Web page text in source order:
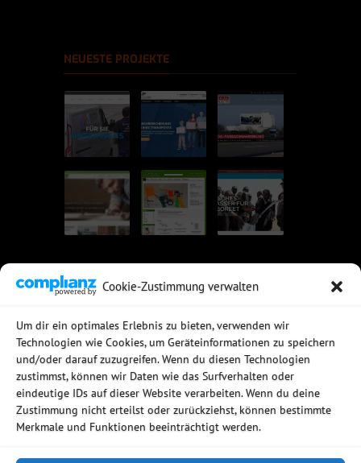
Cookie-Zustimmung verwalten
Um dir ein optimales Erlebnis zu bieten, verwenden wir
Technologien wie Cookies, um Geräteinformationen zu speichern
und/oder darauf zuzugreifen. Wenn du diesen Technologien
zustimmst, können wir Daten wie das Surfverhalten oder
eindeutige IDs auf dieser Website verarbeiten. Wenn du deine
Zustimmung nicht erteilst oder zurückziehst, können bestimmte
Merkmale und Funktionen beeinträchtigt werden.
NEUESTE PROJEKTE
Rechtssichere Email-Archivierung
MDaemon Mail- & Groupwareserver
Virtualisierung mit vmWare
Sophos UTM - Mehr als eine Firewall